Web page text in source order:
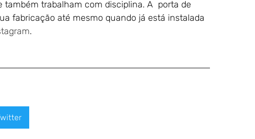
também trabalham com disciplina. A porta de
fabricação até mesmo quando já está instalada
.